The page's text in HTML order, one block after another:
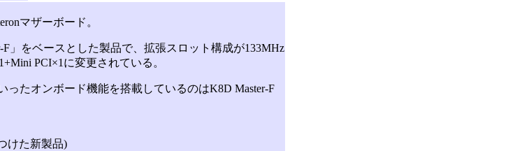
マザーボード。
」をベースとした製品で、拡張スロット構成が133MHz
PCI×1に変更されている。
ったオンボード機能を搭載しているのはK8D Master-F
けた新製品)